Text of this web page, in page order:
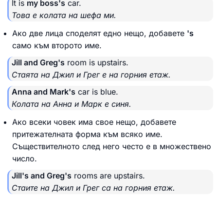
It is my boss's car.
Това е колата на шефа ми.
Ако две лица споделят едно нещо, добавете 's
само към второто име.
Jill and Greg's room is upstairs.
Стаята на Джил и Грег е на горния етаж.
Anna and Mark's car is blue.
Колата на Анна и Марк е синя.
Ако всеки човек има свое нещо, добавете
притежателната форма към всяко име.
Съществителното след него често е в множествено
число.
Jill's and Greg's rooms are upstairs.
Стаите на Джил и Грег са на горния етаж.